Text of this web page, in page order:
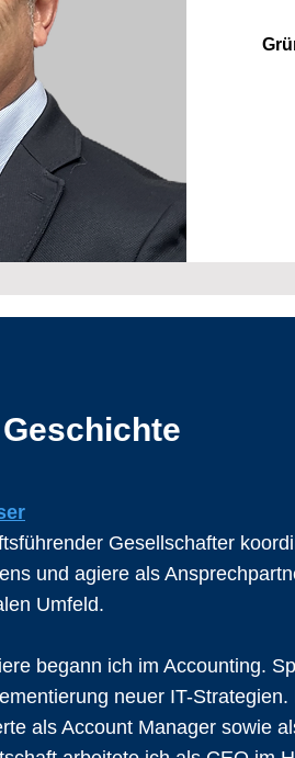
Gesellschafter
und agiere als
Umfeld.
begann ich im Accounting.
neuer IT-
als Account Manager sowie